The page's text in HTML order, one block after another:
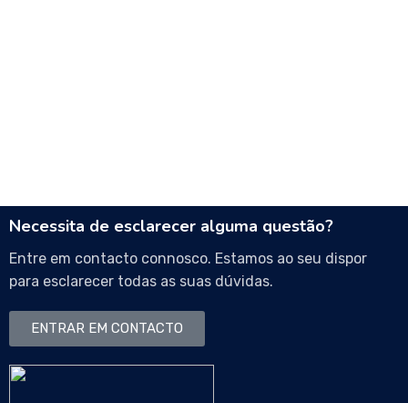
Necessita de esclarecer alguma questão?
Entre em contacto connosco. Estamos ao seu dispor
para esclarecer todas as suas dúvidas.
ENTRAR EM CONTACTO